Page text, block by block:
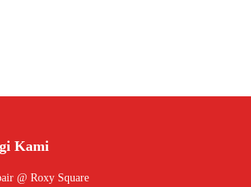
Kami
@ Roxy Square